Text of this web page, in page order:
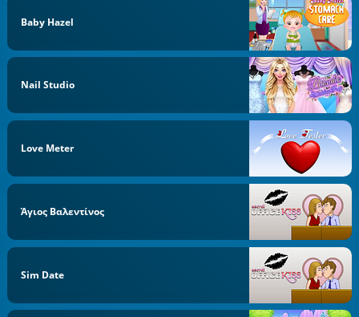
Baby Hazel
Nail Studio
Love Meter
Άγιος Βαλεντίνος
Sim Date